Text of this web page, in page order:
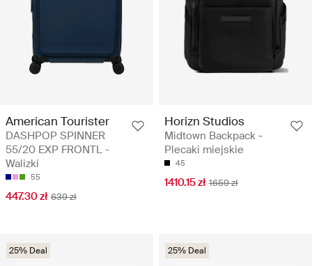
American Tourister
DASHPOP SPINNER
55/20 EXP FRONTL -
Walizki
55
447.30 zł 639 zł
Horizn Studios
Midtown Backpack -
Plecaki miejskie
45
1410.15 zł 1659 zł
25% Deal 25% Deal